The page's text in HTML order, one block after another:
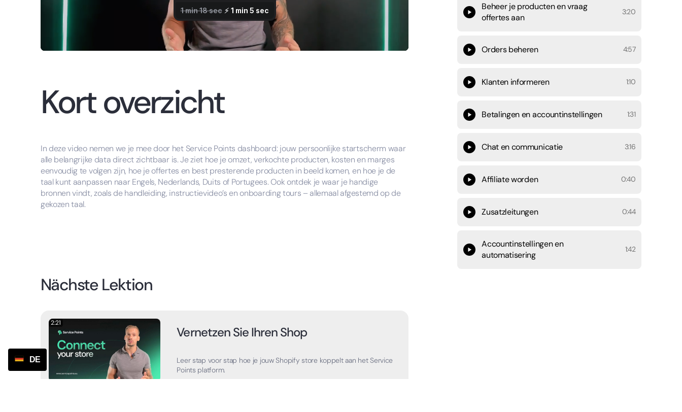
Kort overzicht
In deze video nemen we je mee door het Service Points dashboard: jouw persoonlijke startscherm waar
alle belangrijke data direct zichtbaar is. Je ziet hoe je omzet, verkochte producten, kosten en marges
eenvoudig te volgen zijn, hoe je offertes en best presterende producten in beeld komen, en hoe je de
taal kunt aanpassen naar Engels, Nederlands, Duits of Portugees. Ook ontdek je waar je handige
bronnen vindt, zoals de handleiding, instructievideo’s en onboarding tours – allemaal afgestemd op de
gekozen taal.
Nächste Lektion
2:21
Vernetzen Sie Ihren Shop
Leer stap voor stap hoe je jouw Shopify store koppelt aan het Service
Points platform.
Beheer je producten en vraag
offertes aan
3:20
Orders beheren 4:57
Klanten informeren 1:10
Betalingen en accountinstellingen 1:31
Chat en communicatie 3:16
Affiliate worden 0:40
Zusatzleitungen 0:44
Accountinstellingen en
automatisering
1:42
DE